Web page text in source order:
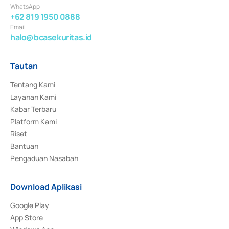
WhatsApp
+62 819 1950 0888
Email
halo@bcasekuritas.id
Tautan
Tentang Kami
Layanan Kami
Kabar Terbaru
Platform Kami
Riset
Bantuan
Pengaduan Nasabah
Download Aplikasi
Google Play
App Store